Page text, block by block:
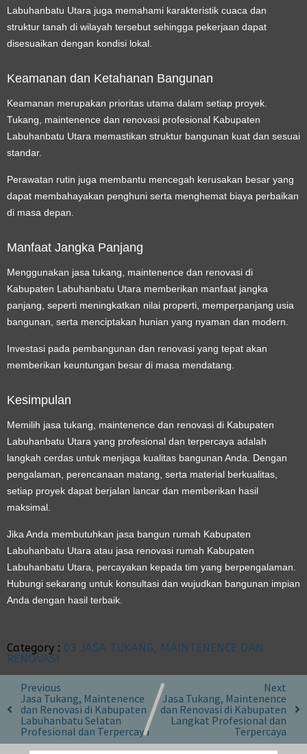
Labuhanbatu Utara juga memahami karakteristik cuaca dan
struktur tanah di wilayah tersebut sehingga pekerjaan dapat
disesuaikan dengan kondisi lokal.
Keamanan dan Ketahanan Bangunan
Keamanan merupakan prioritas utama dalam setiap proyek.
Tukang, maintenence dan renovasi profesional Kabupaten
Labuhanbatu Utara memastikan struktur bangunan kuat dan sesuai
standar.
Perawatan rutin juga membantu mencegah kerusakan besar yang
dapat membahayakan penghuni serta menghemat biaya perbaikan
di masa depan.
Manfaat Jangka Panjang
Menggunakan jasa tukang, maintenence dan renovasi di
Kabupaten Labuhanbatu Utara memberikan manfaat jangka
panjang, seperti meningkatkan nilai properti, memperpanjang usia
bangunan, serta menciptakan hunian yang nyaman dan modern.
Investasi pada pembangunan dan renovasi yang tepat akan
memberikan keuntungan besar di masa mendatang.
Kesimpulan
Memilih jasa tukang, maintenence dan renovasi di Kabupaten
Labuhanbatu Utara yang profesional dan terpercaya adalah
langkah cerdas untuk menjaga kualitas bangunan Anda. Dengan
pengalaman, perencanaan matang, serta material berkualitas,
setiap proyek dapat berjalan lancar dan memberikan hasil
maksimal.
Jika Anda membutuhkan jasa bangun rumah Kabupaten
Labuhanbatu Utara atau jasa renovasi rumah Kabupaten
Labuhanbatu Utara, percayakan kepada tim yang berpengalaman.
Hubungi sekarang untuk konsultasi dan wujudkan bangunan impian
Anda dengan hasil terbaik.
Category : 03 JASA TUKANG, MAINTENENCE DAN
RENOVASI
Previous
Jasa Tukang, Maintenence
dan Renovasi di Kabupaten
Labuhanbatu Selatan
Profesional dan Terpercaya
Next
Jasa Tukang, Maintenence
dan Renovasi di Kabupaten
Langkat Profesional dan
Terpercaya